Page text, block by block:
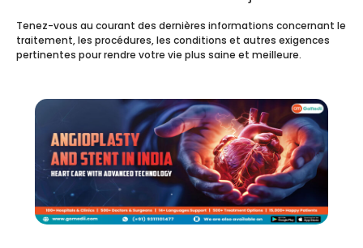
Tenez-vous au courant des dernières informations concernant le
traitement, les procédures, les conditions et autres exigences
pertinentes pour rendre votre vie plus saine et meilleure.